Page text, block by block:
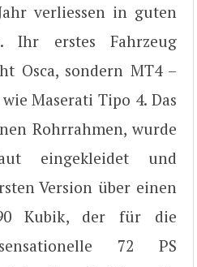
verliessen in guten
Ihr erstes Fahrzeug
Osca, sondern MT4 –
Maserati Tipo 4. Das
Rohrrahmen, wurde
eingekleidet und
Version über einen
Kubik, der für die
72 PS